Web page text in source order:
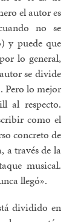
el autor es
no se
y puede que
lo general,
se divide
Pero lo mejor
al respecto.
como el
concreto de
a través de la
musical.
llegó».
dividido en